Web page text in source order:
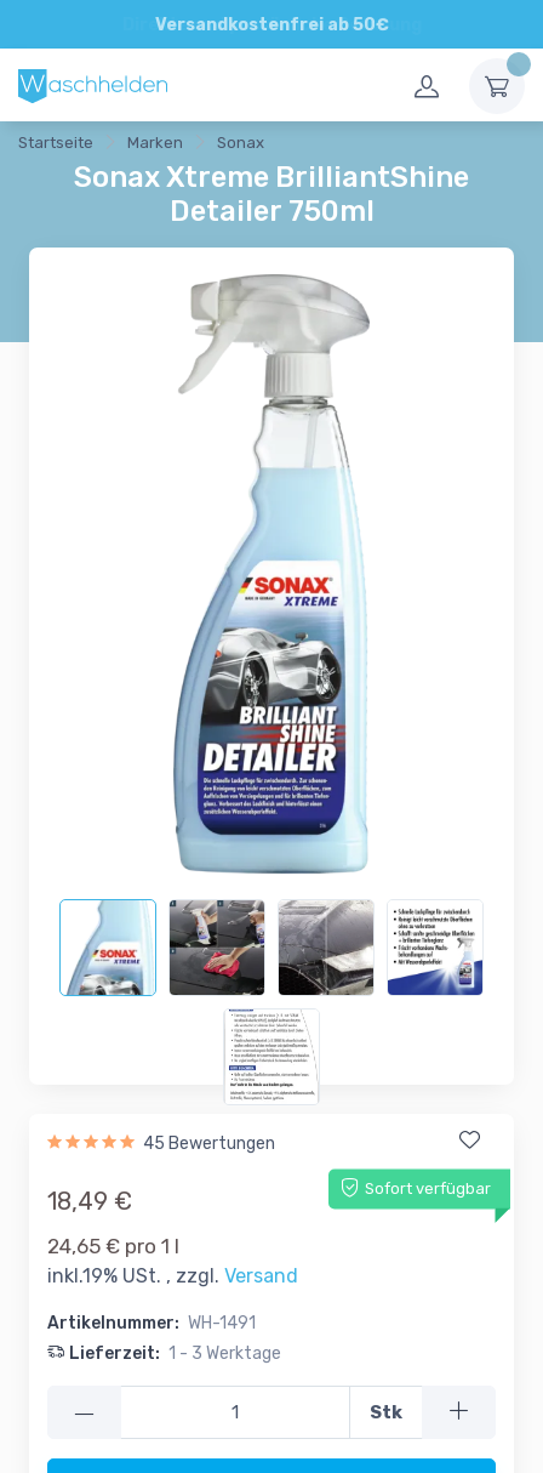
Versandkostenfrei ab 50€
Direkte und persönliche Beratung
Startseite Marken Sonax
Sonax Xtreme BrilliantShine
Detailer 750ml
45 Bewertungen
Sofort verfügbar
18,49 €
24,65 € pro 1 l
inkl.19% USt. , zzgl. Versand
Artikelnummer: WH-1491
Lieferzeit: 1 - 3 Werktage
— Stk